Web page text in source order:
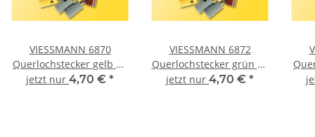
VIESSMANN 6870
Querlochstecker gelb 10
Stück
jetzt nur 4,70 € *
VIESSMANN 6872
Querlochstecker grün 10
Stück
jetzt nur 4,70 € *